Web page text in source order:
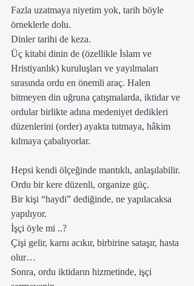
Fazla uzatmaya niyetim yok, tarih böyle
örneklerle dolu.
Dinler tarihi de keza.
Üç kitabi dinin de (özellikle İslam ve
Hristiyanlık) kuruluşları ve yayılmaları
sırasında ordu en önemli araç. Halen
bitmeyen din uğruna çatışmalarda, iktidar ve
ordular birlikte adına medeniyet dedikleri
düzenlerini (order) ayakta tutmaya, hâkim
kılmaya çabalıyorlar.
Hepsi kendi ölçeğinde mantıklı, anlaşılabilir.
Ordu bir kere düzenli, organize güç.
Bir kişi “haydi” dediğinde, ne yapılacaksa
yapılıyor.
İşçi öyle mi ..?
Çişi gelir, karnı acıkır, birbirine sataşır, hasta
olur…
Sonra, ordu iktidarın hizmetinde, işçi